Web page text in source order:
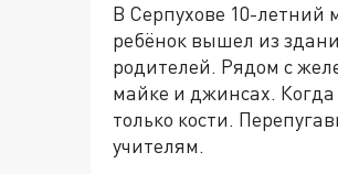
В Серпухове 10-летний
ребёнок вышел из
родителей. Рядом с
майке и джинсах.
только кости.
учителям.